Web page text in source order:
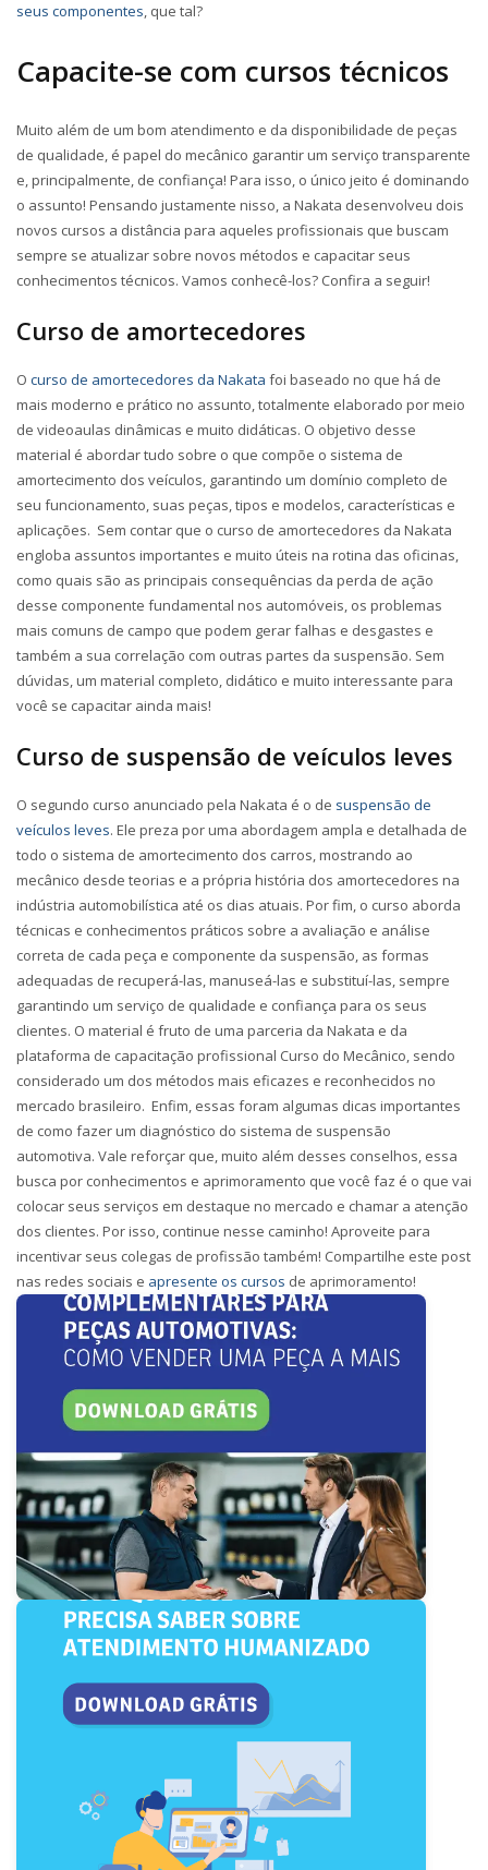
seus componentes, que tal?
Capacite-se com cursos técnicos
Muito além de um bom atendimento e da disponibilidade de peças
de qualidade, é papel do mecânico garantir um serviço transparente
e, principalmente, de confiança! Para isso, o único jeito é dominando
o assunto! Pensando justamente nisso, a Nakata desenvolveu dois
novos cursos a distância para aqueles profissionais que buscam
sempre se atualizar sobre novos métodos e capacitar seus
conhecimentos técnicos. Vamos conhecê-los? Confira a seguir!
Curso de amortecedores
O curso de amortecedores da Nakata foi baseado no que há de
mais moderno e prático no assunto, totalmente elaborado por meio
de videoaulas dinâmicas e muito didáticas. O objetivo desse
material é abordar tudo sobre o que compõe o sistema de
amortecimento dos veículos, garantindo um domínio completo de
seu funcionamento, suas peças, tipos e modelos, características e
aplicações. Sem contar que o curso de amortecedores da Nakata
engloba assuntos importantes e muito úteis na rotina das oficinas,
como quais são as principais consequências da perda de ação
desse componente fundamental nos automóveis, os problemas
mais comuns de campo que podem gerar falhas e desgastes e
também a sua correlação com outras partes da suspensão. Sem
dúvidas, um material completo, didático e muito interessante para
você se capacitar ainda mais!
Curso de suspensão de veículos leves
O segundo curso anunciado pela Nakata é o de suspensão de
veículos leves. Ele preza por uma abordagem ampla e detalhada de
todo o sistema de amortecimento dos carros, mostrando ao
mecânico desde teorias e a própria história dos amortecedores na
indústria automobilística até os dias atuais. Por fim, o curso aborda
técnicas e conhecimentos práticos sobre a avaliação e análise
correta de cada peça e componente da suspensão, as formas
adequadas de recuperá-las, manuseá-las e substituí-las, sempre
garantindo um serviço de qualidade e confiança para os seus
clientes. O material é fruto de uma parceria da Nakata e da
plataforma de capacitação profissional Curso do Mecânico, sendo
considerado um dos métodos mais eficazes e reconhecidos no
mercado brasileiro. Enfim, essas foram algumas dicas importantes
de como fazer um diagnóstico do sistema de suspensão
automotiva. Vale reforçar que, muito além desses conselhos, essa
busca por conhecimentos e aprimoramento que você faz é o que vai
colocar seus serviços em destaque no mercado e chamar a atenção
dos clientes. Por isso, continue nesse caminho! Aproveite para
incentivar seus colegas de profissão também! Compartilhe este post
nas redes sociais e apresente os cursos de aprimoramento!